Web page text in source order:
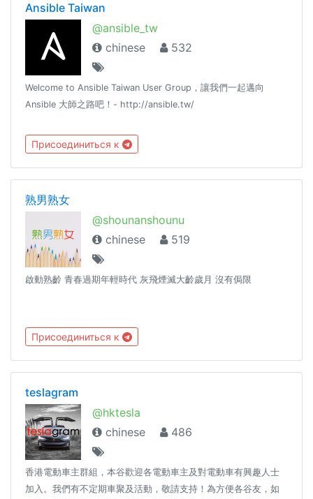
Ansible Taiwan
@ansible_tw
chinese
532
Welcome to Ansible Taiwan User Group，讓我們一起邁向
Ansible 大師之路吧！- http://ansible.tw/
Присоединиться к
熟男熟女
@shounanshounu
chinese
519
啟動熟齡 青春過期年輕時代 灰飛煙滅大齡歲月 沒有侷限
Присоединиться к
teslagram
@hktesla
chinese
486
香港電動車主群組，本谷歡迎各電動車主及對電動車有興趣人士
加入。我們有不定期車聚及活動，敬請支持！為方便各谷友，如